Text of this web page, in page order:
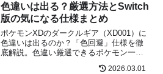
色違いは出る？厳選方法とSwitch
版の気になる仕様まとめ
ポケモンXDのダークルギア（XD001）に
色違いは出るのか？「色回避」仕様を徹
底解説。色違い厳選できるポケモン一
2026.03.01